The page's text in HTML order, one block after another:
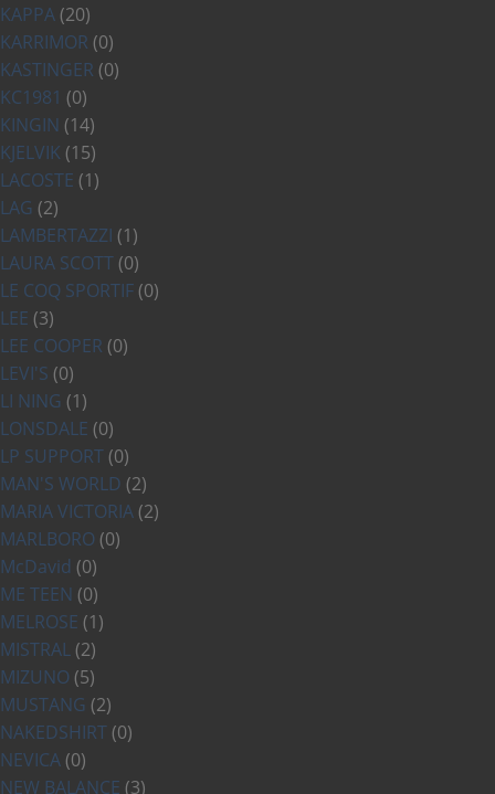
KAPPA (20)
KARRIMOR (0)
KASTINGER (0)
KC1981 (0)
KINGIN (14)
KJELVIK (15)
LACOSTE (1)
LAG (2)
LAMBERTAZZI (1)
LAURA SCOTT (0)
LE COQ SPORTIF (0)
LEE (3)
LEE COOPER (0)
LEVI'S (0)
LI NING (1)
LONSDALE (0)
LP SUPPORT (0)
MAN'S WORLD (2)
MARIA VICTORIA (2)
MARLBORO (0)
McDavid (0)
ME TEEN (0)
MELROSE (1)
MISTRAL (2)
MIZUNO (5)
MUSTANG (2)
NAKEDSHIRT (0)
NEVICA (0)
NEW BALANCE (3)